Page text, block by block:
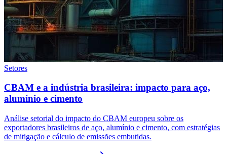
Setores
CBAM e a indústria brasileira: impacto para aço,
alumínio e cimento
Análise setorial do impacto do CBAM europeu sobre os
exportadores brasileiros de aço, alumínio e cimento, com estratégias
de mitigação e cálculo de emissões embutidas.